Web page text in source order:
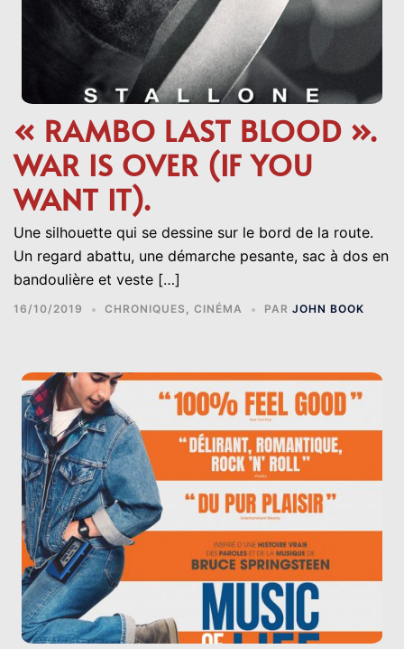
« RAMBO LAST BLOOD ».
WAR IS OVER (IF YOU
WANT IT).
Une silhouette qui se dessine sur le bord de la route.
Un regard abattu, une démarche pesante, sac à dos en
bandoulière et veste […]
16/10/2019 CHRONIQUES , CINÉMA PAR JOHN BOOK